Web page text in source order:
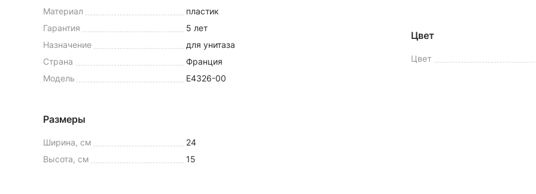
Материал
пластик
Гарантия
5 лет
Назначение
для унитаза
Страна
Франция
Модель
E4326-00
Размеры
Ширина, см
24
Высота, см
15
Цвет
Цвет